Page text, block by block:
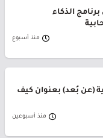
الذكاء
منذ أسبوع
(عن بُعد) بعنوان كيف
منذ أسبوعين